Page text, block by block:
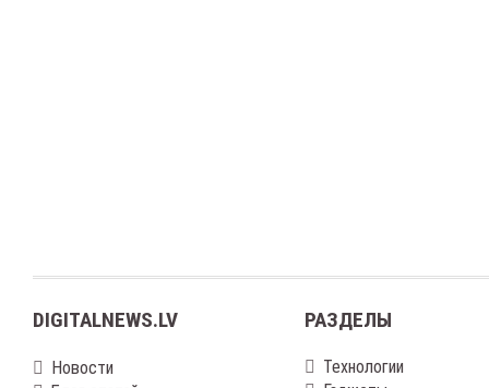
DIGITALNEWS.LV
Новости
РАЗДЕЛЫ
Технологии